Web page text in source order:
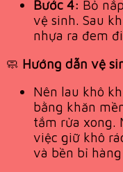
Bước 4: Bỏ
vệ sinh. Sau
nhựa ra đem
🧼 Hướng dẫn vệ
Nên lau khô
bằng khăn
tắm rửa xong.
việc giữ khô
và bền bỉ